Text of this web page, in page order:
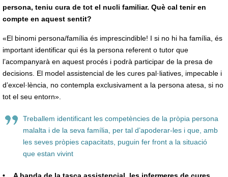
persona, teniu cura de tot el nucli familiar. Què cal tenir en
compte en aquest sentit?
«El binomi persona/família és imprescindible! I si no hi ha família, és
important identificar qui és la persona referent o tutor que
l’acompanyarà en aquest procés i podrà participar de la presa de
decisions. El model assistencial de les cures pal·liatives, impecable i
d’excel·lència, no contempla exclusivament a la persona atesa, si no
tot el seu entorn».
Treballem identificant les competències de la pròpia persona
malalta i de la seva família, per tal d’apoderar-les i que, amb
les seves pròpies capacitats, puguin fer front a la situació
que estan vivint